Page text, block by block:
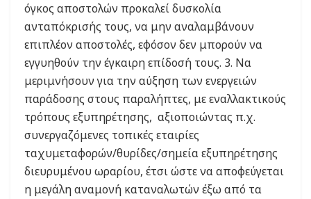
όγκος αποστολών προκαλεί δυσκολία
ανταπόκρισής τους, να μην αναλαμβάνουν
επιπλέον αποστολές, εφόσον δεν μπορούν να
εγγυηθούν την έγκαιρη επίδοσή τους. 3. Να
μεριμνήσουν για την αύξηση των ενεργειών
παράδοσης στους παραλήπτες, με εναλλακτικούς
τρόπους εξυπηρέτησης, αξιοποιώντας π.χ.
συνεργαζόμενες τοπικές εταιρίες
ταχυμεταφορών/θυρίδες/σημεία εξυπηρέτησης
διευρυμένου ωραρίου, έτσι ώστε να αποφεύγεται
η μεγάλη αναμονή καταναλωτών έξω από τα